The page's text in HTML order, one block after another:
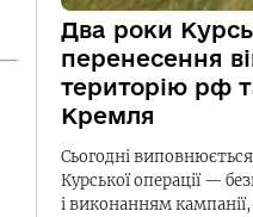
Два роки
перенесення
територію рф
Кремля
Сьогодні
Курської операції —
і виконанням кампанії,